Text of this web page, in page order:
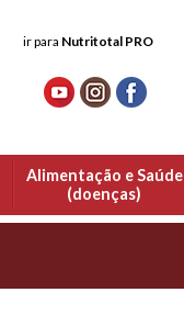
ir para Nutritotal PRO
Alimentação e Saúde
(doenças)